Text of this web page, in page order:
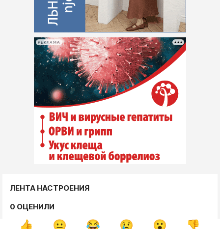
РЕКЛАМА
ЛЕНТА НАСТРОЕНИЯ
0 ОЦЕНИЛИ